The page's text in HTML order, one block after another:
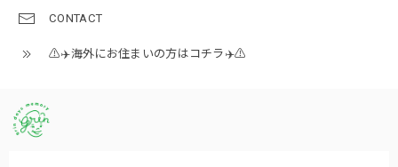
CONTACT
⚠️✈️海外にお住まいの方はコチラ✈️⚠️